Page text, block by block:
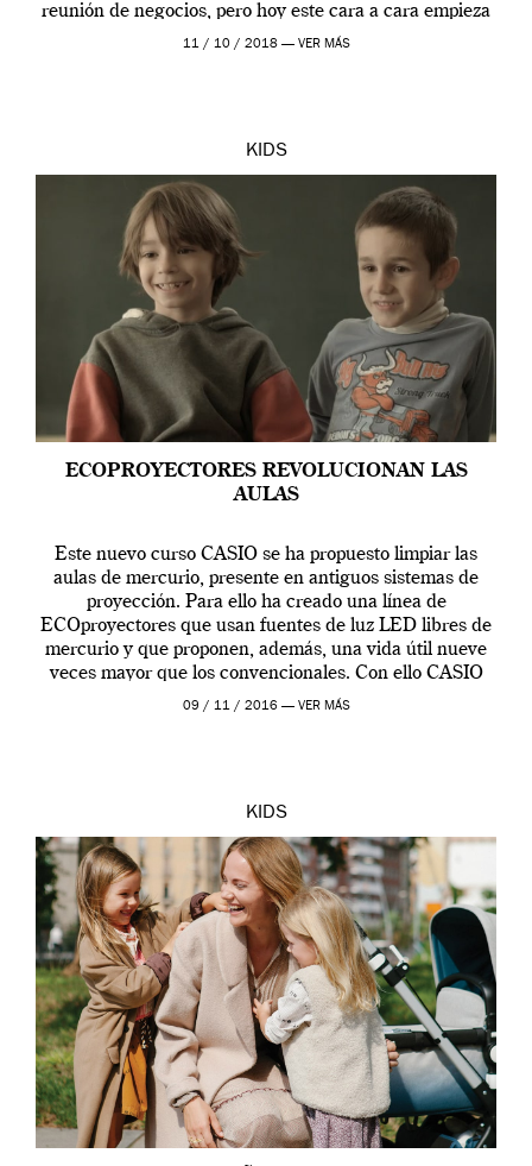
reunión de negocios, pero hoy este cara a cara empieza
sobre […]
11 / 10 / 2018 — VER MÁS
KIDS
ECOPROYECTORES REVOLUCIONAN LAS
AULAS
Este nuevo curso CASIO se ha propuesto limpiar las
aulas de mercurio, presente en antiguos sistemas de
proyección. Para ello ha creado una línea de
ECOproyectores que usan fuentes de luz LED libres de
mercurio y que proponen, además, una vida útil nueve
veces mayor que los convencionales. Con ello CASIO
cumple por avanzado con […]
09 / 11 / 2016 — VER MÁS
KIDS